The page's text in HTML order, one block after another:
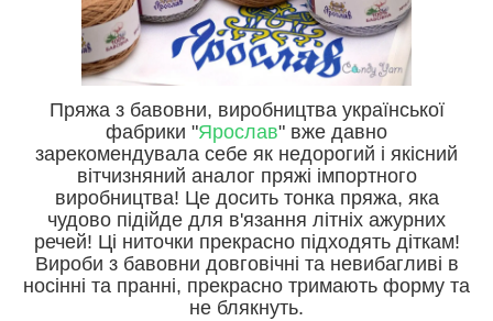
Пряжа з бавовни, виробництва української
фабрики "Ярослав" вже давно
зарекомендувала себе як недорогий і якісний
вітчизняний аналог пряжі імпортного
виробництва! Це досить тонка пряжа, яка
чудово підійде для в'язання літніх ажурних
речей! Ці ниточки прекрасно підходять діткам!
Вироби з бавовни довговічні та невибагливі в
носінні та пранні, прекрасно тримають форму та
не блякнуть.